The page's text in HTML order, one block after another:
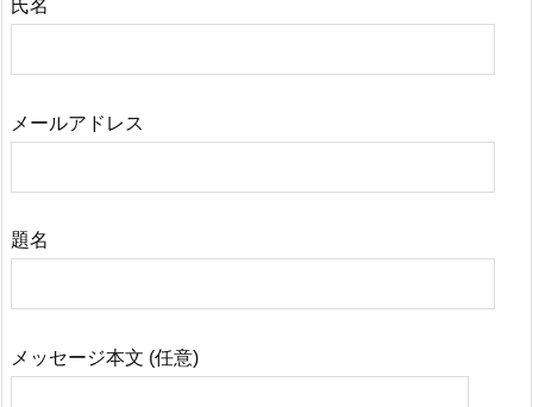
氏名
メールアドレス
題名
メッセージ本文 (任意)